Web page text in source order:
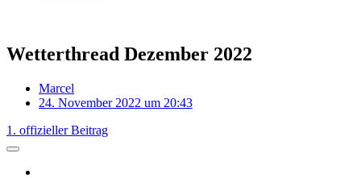
Wetterthread Dezember 2022
Marcel
24. November 2022 um 20:43
1. offizieller Beitrag